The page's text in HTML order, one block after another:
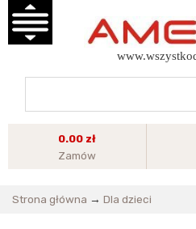
0.00 zł
Zamów
Strona główna → Dla dzieci